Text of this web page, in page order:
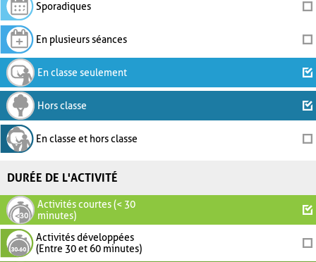
Sporadiques
En plusieurs séances
En classe seulement
Hors classe
En classe et hors classe
DURÉE DE L'ACTIVITÉ
Activités courtes (< 30
minutes)
Activités développées
(Entre 30 et 60 minutes)